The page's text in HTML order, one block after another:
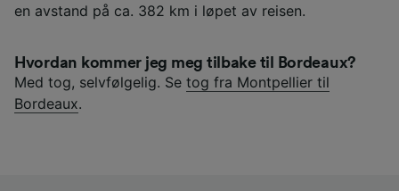
en avstand på ca. 382 km i løpet av reisen.
Hvordan kommer jeg meg tilbake til Bordeaux?
Med tog, selvfølgelig. Se tog fra Montpellier til
Bordeaux.